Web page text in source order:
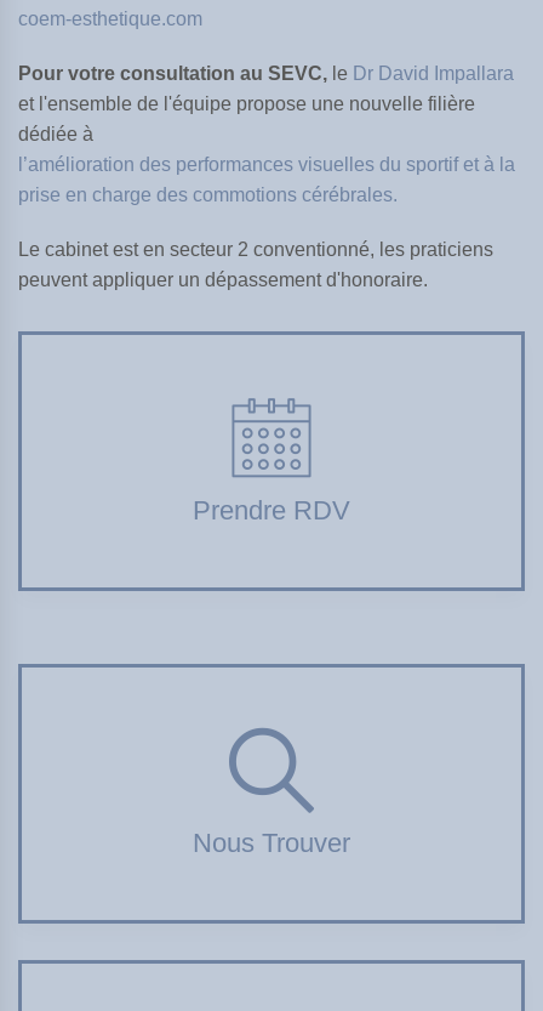
coem-esthetique.com
Pour votre consultation au SEVC, le Dr David Impallara
et l'ensemble de l'équipe propose une nouvelle filière
dédiée à
l’amélioration des performances visuelles du sportif et à la
prise en charge des commotions cérébrales.
Le cabinet est en secteur 2 conventionné, les praticiens
peuvent appliquer un dépassement d'honoraire.
Prendre RDV
Nous Trouver